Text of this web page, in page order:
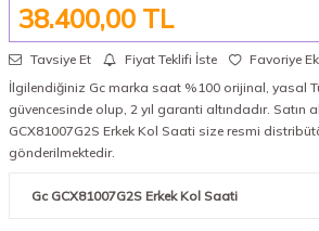
38.400,00 TL
Tavsiye Et Fiyat Teklifi İste
Favoriye
İlgilendiğiniz Gc marka saat %100 orijinal, yasal
güvencesinde olup, 2 yıl garanti altındadır. Satın
GCX81007G2S Erkek Kol Saati size resmi
gönderilmektedir.